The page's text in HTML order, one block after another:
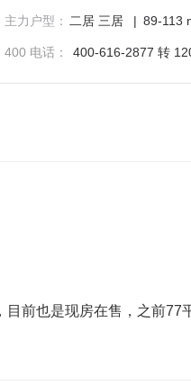
主力户型：
二居 三居 | 89-113
400 电话： 400-616-2877 转
前也是现房在售，之前77